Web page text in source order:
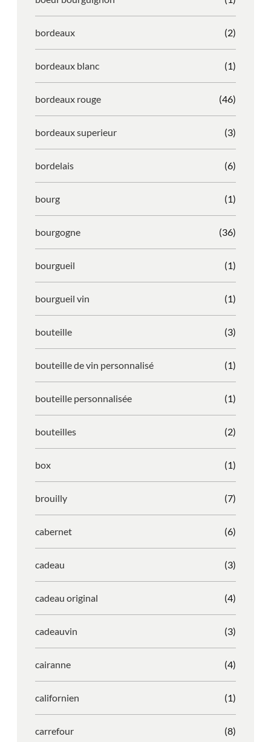
bordeaux (2)
bordeaux blanc (1)
bordeaux rouge (46)
bordeaux superieur (3)
bordelais (6)
bourg (1)
bourgogne (36)
bourgueil (1)
bourgueil vin (1)
bouteille (3)
bouteille de vin personnalisé (1)
bouteille personnalisée (1)
bouteilles (2)
box (1)
brouilly (7)
cabernet (6)
cadeau (3)
cadeau original (4)
cadeauvin (3)
cairanne (4)
californien (1)
carrefour (8)